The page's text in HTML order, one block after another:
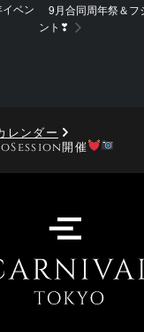
ベン
9月合同周年祭＆フ
ント❣
レンダー
開催